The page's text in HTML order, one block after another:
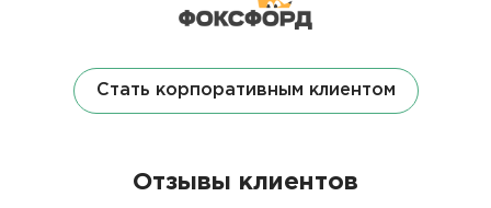
Стать корпоративным клиентом
Отзывы клиентов